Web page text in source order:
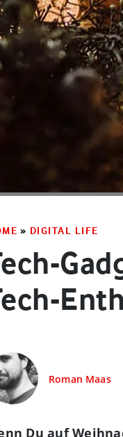
» DIGITAL LIFE
Roman Maas
Du auf